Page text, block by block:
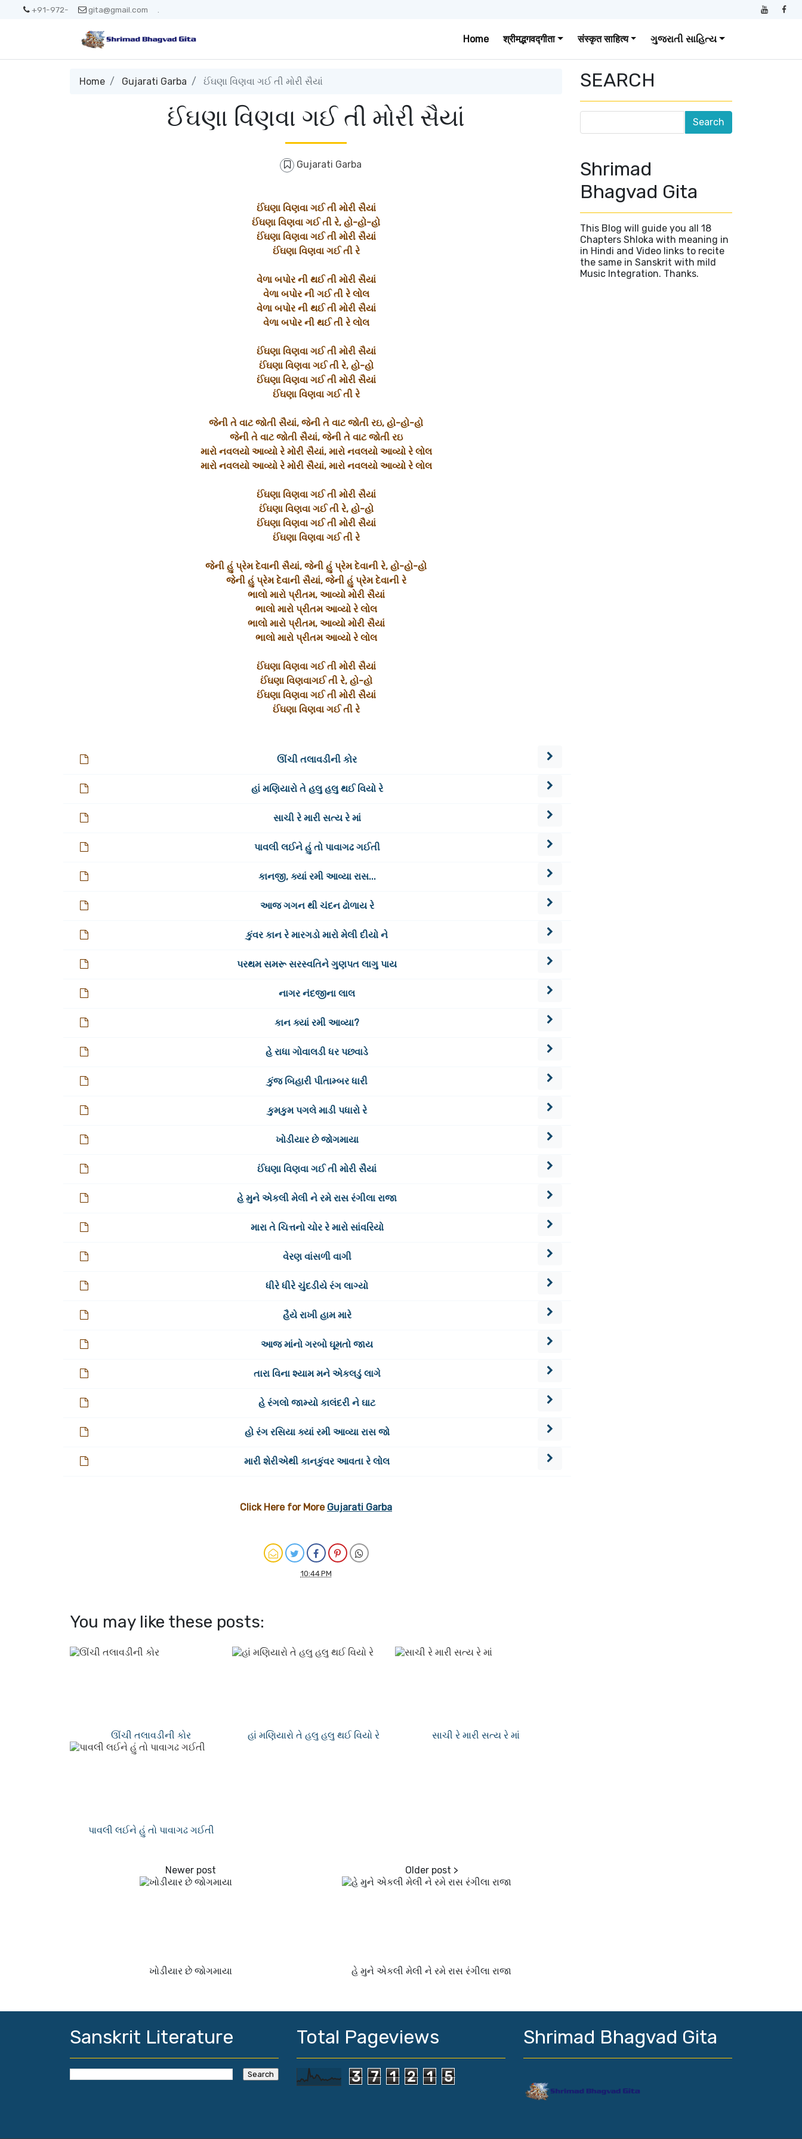
+91-972- gita@gmail.com
Home श्रीमद्भगवद्गीता संस्कृत साहित्य ગુજરાતી સાહિત્ય
Home Gujarati Garba ઈંઘણા વિણવા ગઈ તી મોરી સૈયાં
ઈંઘણા વિણવા ગઈ તી મોરી સૈયાં
Gujarati Garba
ઈંઘણા વિણવા ગઈ તી મોરી સૈયાં
ઈંઘણા વિણવા ગઈ તી રે, હો-હો-હો
ઈંઘણા વિણવા ગઈ તી મોરી સૈયાં
ઈંઘણા વિણવા ગઈ તી રે
વેળા બપોર ની થઈ તી મોરી સૈયાં
વેળા બપોર ની ગઈ તી રે લોલ
વેળા બપોર ની થઈ તી મોરી સૈયાં
વેળા બપોર ની થઈ તી રે લોલ
ઈંઘણા વિણવા ગઈ તી મોરી સૈયાં
ઈંઘણા વિણવા ગઈ તી રે, હો-હો
ઈંઘણા વિણવા ગઈ તી મોરી સૈયાં
ઈંઘણા વિણવા ગઈ તી રે
જેની તે વાટ જોતી સૈયાં, જેની તે વાટ જોતી રઇ, હો-હો-હો
જેની તે વાટ જોતી સૈયાં, જેની તે વાટ જોતી રઇ
મારો નવલયો આવ્યો રે મોરી સૈયાં, મારો નવલયો આવ્યો રે લોલ
મારો નવલયો આવ્યો રે મોરી સૈયાં, મારો નવલયો આવ્યો રે લોલ
ઈંઘણા વિણવા ગઈ તી મોરી સૈયાં
ઈંઘણા વિણવા ગઈ તી રે, હો-હો
ઈંઘણા વિણવા ગઈ તી મોરી સૈયાં
ઈંઘણા વિણવા ગઈ તી રે
જેની હું પ્રેમ દેવાની સૈયાં, જેની હું પ્રેમ દેવાની રે, હો-હો-હો
જેની હું પ્રેમ દેવાની સૈયાં, જેની હું પ્રેમ દેવાની રે
ભાલો મારો પ્રીતમ, આવ્યો મોરી સૈયાં
ભાલો મારો પ્રીતમ આવ્યો રે લોલ
ભાલો મારો પ્રીતમ, આવ્યો મોરી સૈયાં
ભાલો મારો પ્રીતમ આવ્યો રે લોલ
ઈંઘણા વિણવા ગઈ તી મોરી સૈયાં
ઈંઘણા વિણવાગઈ તી રે, હો-હો
ઈંઘણા વિણવા ગઈ તી મોરી સૈયાં
ઈંઘણા વિણવા ગઈ તી રે
ઊંચી તલાવડીની કોર
હાં મણિયારો તે હલુ હલુ થઈ વિયો રે
સાચી રે મારી સત્ય રે માં
પાવલી લઈને હું તો પાવાગઢ ગઈતી
કાનજી, ક્યાં રમી આવ્યા રાસ...
આજ ગગન થી ચંદન ઢોળાય રે
કુંવર કાન રે મારગડો મારો મેલી દીયો ને
પરથમ સમરૂ સરસ્વતિને ગુણપત લાગુ પાય
નાગર નંદજીના લાલ
કાન ક્યાં રમી આવ્યા?
હે રાધા ગોવાલડી ધર પછવાડે
કુંજ બિહારી પીતામ્બર ધારી
કુમકુમ પગલે માડી પધારો રે
ખોડીયાર છે જોગમાયા
ઈંઘણા વિણવા ગઈ તી મોરી સૈયાં
હે મુને એકલી મેલી ને રમે રાસ રંગીલા રાજા
મારા તે ચિત્તનો ચોર રે મારો સાંવરિયો
વેરણ વાંસળી વાગી
ધીરે ધીરે ચુંદડીયે રંગ લાગ્યો
હૈયે રાખી હામ મારે
આજ માંનો ગરબો ઘૂમતો જાય
તારા વિના શ્યામ મને એકલડું લાગે
હે રંગલો જામ્યો કાલંદરી ને ઘાટ
હો રંગ રસિયા ક્યાં રમી આવ્યા રાસ જો
મારી શેરીએથી કાનકુંવર આવતા રે લોલ
Click Here for More Gujarati Garba
10:44 PM
You may like these posts:
ઊંચી તલાવડીની કોર હાં મણિયારો તે હલુ હલુ થઈ વિયો રે સાચી રે મારી સત્ય રે માં
પાવલી લઈને હું તો પાવાગઢ ગઈતી
ખોડીયાર છે જોગમાયા હે મુને એકલી મેલી ને રમે રાસ રંગીલા રાજા
SEARCH
Shrimad
Bhagvad Gita
This Blog will guide you all 18
Chapters Shloka with meaning in
in Hindi and Video links to recite
the same in Sanskrit with mild
Music Integration. Thanks.
Sanskrit Literature Total Pageviews
3 7 1 2 1 5
Shrimad Bhagvad Gita